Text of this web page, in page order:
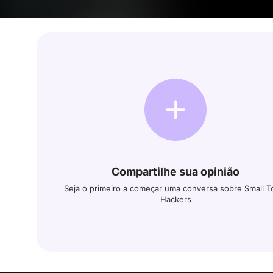
Compartilhe sua opinião
Seja o primeiro a começar uma conversa sobre Small
Hackers